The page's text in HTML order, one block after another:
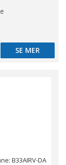
SE MER
SE MER
B33AIRV-DA